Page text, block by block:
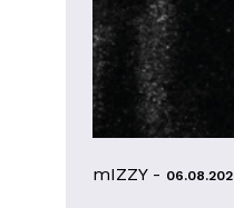
mIZZY -